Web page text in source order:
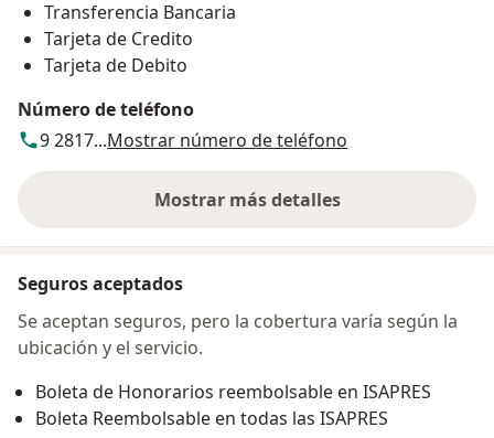
Transferencia Bancaria
Tarjeta de Credito
Tarjeta de Debito
Número de teléfono
9 2817...Mostrar número de teléfono
Mostrar más detalles
sobre la dirección
Seguros aceptados
Se aceptan seguros, pero la cobertura varía según la
ubicación y el servicio.
Boleta de Honorarios reembolsable en ISAPRES
Boleta Reembolsable en todas las ISAPRES